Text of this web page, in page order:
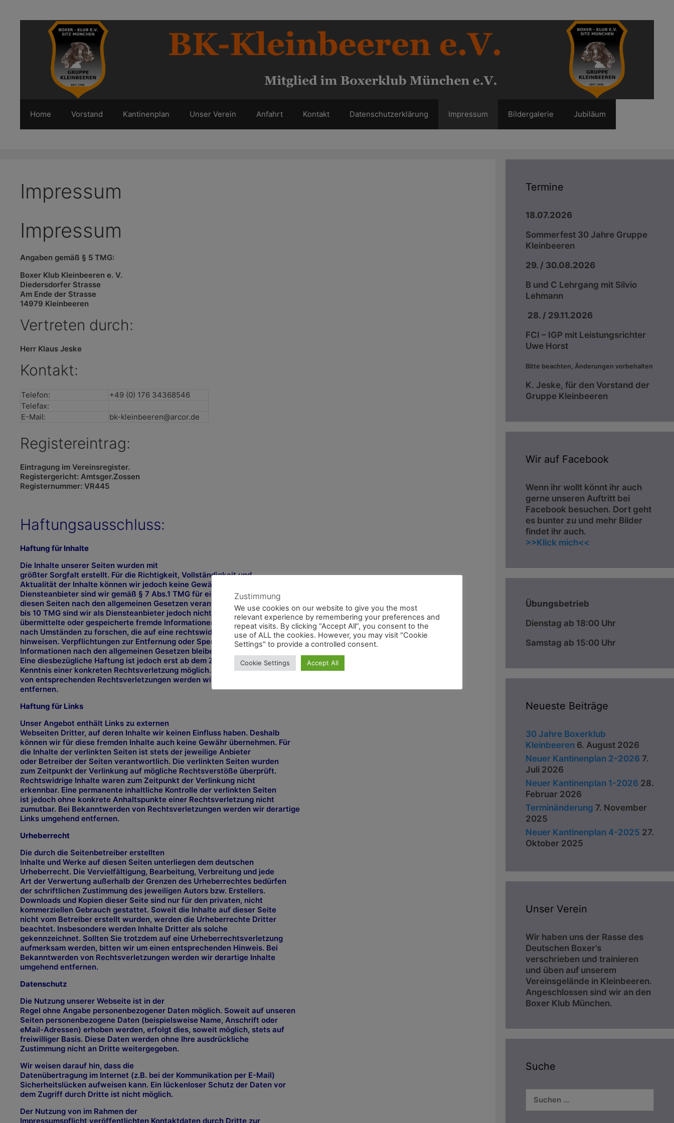
springen
Home Vorstand Kantinenplan Unser Verein Anfahrt Kontakt Datenschutzerklärung Impressum Bildergalerie Jubiläum
Impressum
Impressum
Angaben gemäß § 5 TMG:
Boxer Klub Kleinbeeren e. V.
Diedersdorfer Strasse
Am Ende der Strasse
14979 Kleinbeeren
Vertreten durch:
Herr Klaus Jeske
Kontakt:
Telefon:
+49 (0) 176 34368546
Telefax:
E-Mail:
bk-kleinbeeren@arcor.de
Registereintrag:
Eintragung im Vereinsregister.
Registergericht: Amtsger.Zossen
Registernummer: VR445
Haftungsausschluss:
Haftung für Inhalte
Die Inhalte unserer Seiten wurden mit
größter Sorgfalt erstellt. Für die Richtigkeit, Vollständigkeit und
Aktualität der Inhalte können wir jedoch keine Gewähr übernehmen. Als
Diensteanbieter sind wir gemäß § 7 Abs.1 TMG für eigene Inhalte auf
diesen Seiten nach den allgemeinen Gesetzen verantwortlich. Nach §§ 8
bis 10 TMG sind wir als Diensteanbieter jedoch nicht verpflichtet,
übermittelte oder gespeicherte fremde Informationen zu überwachen oder
nach Umständen zu forschen, die auf eine rechtswidrige Tätigkeit
hinweisen. Verpflichtungen zur Entfernung oder Sperrung der Nutzung von
Informationen nach den allgemeinen Gesetzen bleiben hiervon unberührt.
Eine diesbezügliche Haftung ist jedoch erst ab dem Zeitpunkt der
Kenntnis einer konkreten Rechtsverletzung möglich. Bei Bekanntwerden
von entsprechenden Rechtsverletzungen werden wir diese Inhalte umgehend
entfernen.
Haftung für Links
Unser Angebot enthält Links zu externen
Webseiten Dritter, auf deren Inhalte wir keinen Einfluss haben. Deshalb
können wir für diese fremden Inhalte auch keine Gewähr übernehmen. Für
die Inhalte der verlinkten Seiten ist stets der jeweilige Anbieter
oder Betreiber der Seiten verantwortlich. Die verlinkten Seiten wurden
zum Zeitpunkt der Verlinkung auf mögliche Rechtsverstöße überprüft.
Rechtswidrige Inhalte waren zum Zeitpunkt der Verlinkung nicht
erkennbar. Eine permanente inhaltliche Kontrolle der verlinkten Seiten
ist jedoch ohne konkrete Anhaltspunkte einer Rechtsverletzung nicht
zumutbar. Bei Bekanntwerden von Rechtsverletzungen werden wir derartige
Links umgehend entfernen.
Urheberrecht
Die durch die Seitenbetreiber erstellten
Inhalte und Werke auf diesen Seiten unterliegen dem deutschen
Urheberrecht. Die Vervielfältigung, Bearbeitung, Verbreitung und jede
Art der Verwertung außerhalb der Grenzen des Urheberrechtes bedürfen
der schriftlichen Zustimmung des jeweiligen Autors bzw. Erstellers.
Downloads und Kopien dieser Seite sind nur für den privaten, nicht
kommerziellen Gebrauch gestattet. Soweit die Inhalte auf dieser Seite
nicht vom Betreiber erstellt wurden, werden die Urheberrechte Dritter
beachtet. Insbesondere werden Inhalte Dritter als solche
gekennzeichnet. Sollten Sie trotzdem auf eine Urheberrechtsverletzung
aufmerksam werden, bitten wir um einen entsprechenden Hinweis. Bei
Bekanntwerden von Rechtsverletzungen werden wir derartige Inhalte
umgehend entfernen.
Datenschutz
Die Nutzung unserer Webseite ist in der
Regel ohne Angabe personenbezogener Daten möglich. Soweit auf unseren
Seiten personenbezogene Daten (beispielsweise Name, Anschrift oder
eMail-Adressen) erhoben werden, erfolgt dies, soweit möglich, stets auf
freiwilliger Basis. Diese Daten werden ohne Ihre ausdrückliche
Zustimmung nicht an Dritte weitergegeben.
Wir weisen darauf hin, dass die
Datenübertragung im Internet (z.B. bei der Kommunikation per E-Mail)
Sicherheitslücken aufweisen kann. Ein lückenloser Schutz der Daten vor
dem Zugriff durch Dritte ist nicht möglich.
Der Nutzung von im Rahmen der
Impressumspflicht veröffentlichten Kontaktdaten durch Dritte zur
Termine
18.07.2026
Sommerfest 30 Jahre Gruppe
Kleinbeeren
29. / 30.08.2026
B und C Lehrgang mit Silvio
Lehmann
28. / 29.11.2026
FCI – IGP mit Leistungsrichter
Uwe Horst
Bitte beachten, Änderungen vorbehalten
K. Jeske, für den Vorstand der
Gruppe Kleinbeeren
Wir auf Facebook
Wenn ihr wollt könnt ihr auch
gerne unseren Auftritt bei
Facebook besuchen. Dort geht
es bunter zu und mehr Bilder
findet ihr auch.
>>Klick mich<<
Übungsbetrieb
Dienstag ab 18:00 Uhr
Samstag ab 15:00 Uhr
Neueste Beiträge
30 Jahre Boxerklub
Kleinbeeren 6. August 2026
Neuer Kantinenplan 2-2026 7.
Juli 2026
Neuer Kantinenplan 1-2026 28.
Februar 2026
Terminänderung 7. November
2025
Neuer Kantinenplan 4-2025 27.
Oktober 2025
Unser Verein
Wir haben uns der Rasse des
Deutschen Boxer’s
verschrieben und trainieren
und üben auf unserem
Vereinsgelände in Kleinbeeren.
Angeschlossen sind wir an den
Boxer Klub München.
Suche
nach:
Zustimmung
We use cookies on our website to give you the most
relevant experience by remembering your preferences and
repeat visits. By clicking “Accept All”, you consent to the
use of ALL the cookies. However, you may visit "Cookie
Settings" to provide a controlled consent.
Cookie Settings Accept All